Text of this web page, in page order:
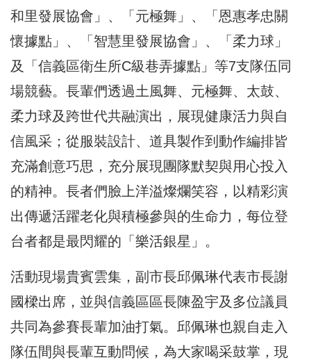
和里發展協會」、「元極舞」、「恩惠孝忠關
懷據點」、「智慧里發展協會」、「柔力球」
及「信義區衛生所C級巷弄據點」等7支隊伍同
場競藝。長輩們透過土風舞、元極舞、太鼓、
柔力球及跨世代共融演出，展現健康活力與自
信風采；從服裝設計、道具製作到動作編排皆
充滿創意巧思，充分展現團隊默契與用心投入
的精神。長者們臉上洋溢燦爛笑容，以精彩演
出傳遞活躍老化與積極參與的生命力，每位登
台者都是最閃耀的「樂活銀星」。
活動現場貴賓雲集，副市長邱佩琳代表市長謝
國樑出席，並與信義區區長陳盈宇及多位議員
共同為參賽長輩加油打氣。邱佩琳也親自走入
隊伍間與長輩互動問候，為大家喝采鼓掌，現